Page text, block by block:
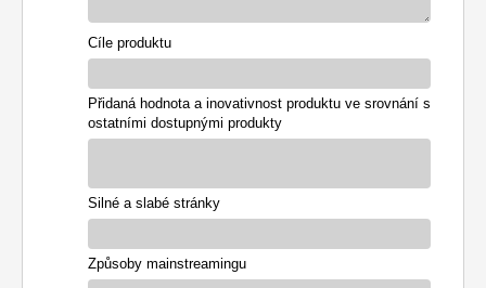
Cíle produktu
Přidaná hodnota a inovativnost produktu ve srovnání s
ostatními dostupnými produkty
Silné a slabé stránky
Způsoby mainstreamingu